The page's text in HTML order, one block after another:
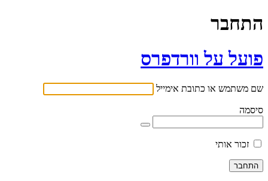
התחבר
פועל על וורדפרס
שם משתמש או כתובת אימייל
סיסמה
זכור אותי